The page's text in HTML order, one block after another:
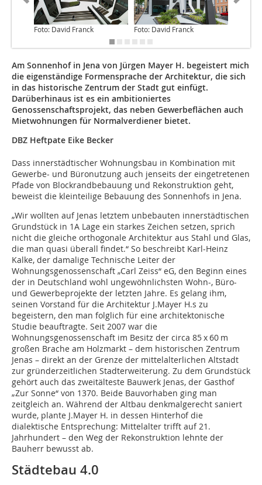
Foto: David Franck Foto: David Franck
Am Sonnenhof in Jena von Jürgen Mayer H. begeistert mich
die eigenständige Formensprache der Architektur, die sich
in das historische Zentrum der Stadt gut einfügt.
Darüberhinaus ist es ein ambitioniertes
Genossenschaftsprojekt, das neben Gewerbeflächen auch
Mietwohnungen für Normalverdiener bietet.
DBZ Heftpate Eike Becker
Dass innerstädtischer Wohnungsbau in Kombination mit
Gewerbe- und Büronutzung auch jenseits der eingetretenen
Pfade von Blockrandbebauung und Rekonstruktion geht,
beweist die kleinteilige Bebauung des Sonnenhofs in Jena.
„Wir wollten auf Jenas letztem unbebauten innerstädtischen
Grundstück in 1A Lage ein starkes Zeichen setzen, sprich
nicht die gleiche orthogonale Architektur aus Stahl und Glas,
die man quasi überall findet.“ So beschreibt Karl-Heinz
Kalke, der damalige Technische Leiter der
Wohnungsgenossenschaft „Carl Zeiss“ eG, den Beginn eines
der in Deutschland wohl ungewöhnlichsten Wohn-, Büro-
und Gewerbeprojekte der letzten Jahre. Es gelang ihm,
seinen Vorstand für die Architektur J.Mayer H.s zu
begeistern, den man folglich für eine architektonische
Studie beauftragte. Seit 2007 war die
Wohnungsgenossenschaft im Besitz der circa 85 x 60 m
großen Brache am Holzmarkt – dem historischen Zentrum
Jenas – direkt an der Grenze der mittelalterlichen Altstadt
zur gründerzeitlichen Stadterweiterung. Zu dem Grundstück
gehört auch das zweitälteste Bauwerk Jenas, der Gasthof
„Zur Sonne“ von 1370. Beide Bauvorhaben ging man
zeitgleich an. Während der Altbau denkmalgerecht saniert
wurde, plante J.Mayer H. in dessen Hinterhof die
dialektische Entsprechung: Mittelalter trifft auf 21.
Jahrhundert – den Weg der Rekonstruktion lehnte der
Bauherr bewusst ab.
Städtebau 4.0